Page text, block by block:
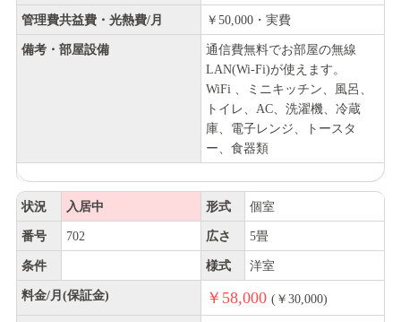
管理費共益費・光熱費/月 ￥50,000・実費
備考・部屋設備
通信費無料でお部屋の無線
LAN(Wi-Fi)が使えます。
WiFi 、ミニキッチン、風呂、
トイレ、AC、洗濯機、冷蔵
庫、電子レンジ、トースタ
ー、食器類
状況 入居中 形式 個室
番号 702 広さ 5畳
条件 様式 洋室
料金/月(保証金) ￥58,000 (￥30,000)